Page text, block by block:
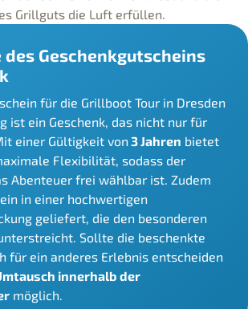
Grillguts die Luft erfüllen.
des Geschenkgutscheins
für die Grillboot Tour in Dresden
ist ein Geschenk, das nicht nur für
einer Gültigkeit von 3 Jahren bietet
Flexibilität, sodass der
Abenteuer frei wählbar ist. Zudem
in einer hochwertigen
geliefert, die den besonderen
Sollte die beschenkte
für ein anderes Erlebnis entscheiden
innerhalb der
möglich.